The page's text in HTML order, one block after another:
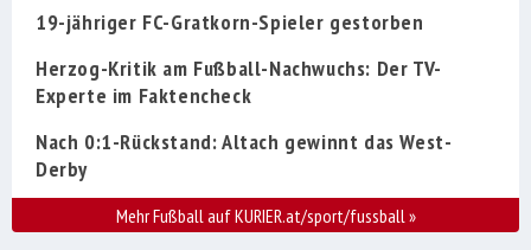
19-jähriger FC-Gratkorn-Spieler gestorben
Herzog-Kritik am Fußball-Nachwuchs: Der TV-
Experte im Faktencheck
Nach 0:1-Rückstand: Altach gewinnt das West-
Derby
Mehr Fußball auf KURIER.at/sport/fussball»